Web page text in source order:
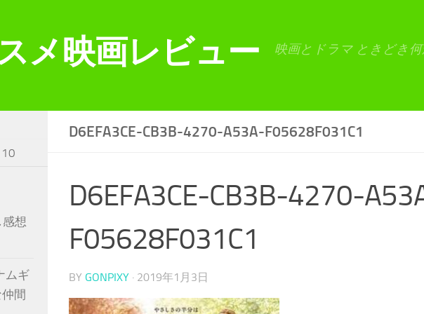
メ映画レビュー 映画とドラマ ときどき
D6EFA3CE-CB3B-4270-A53A-F05628F031C1
D6EFA3CE-CB3B-4270-
F05628F031C1
BY GONPIXY · 2019年1月3日
想
ムギ
間